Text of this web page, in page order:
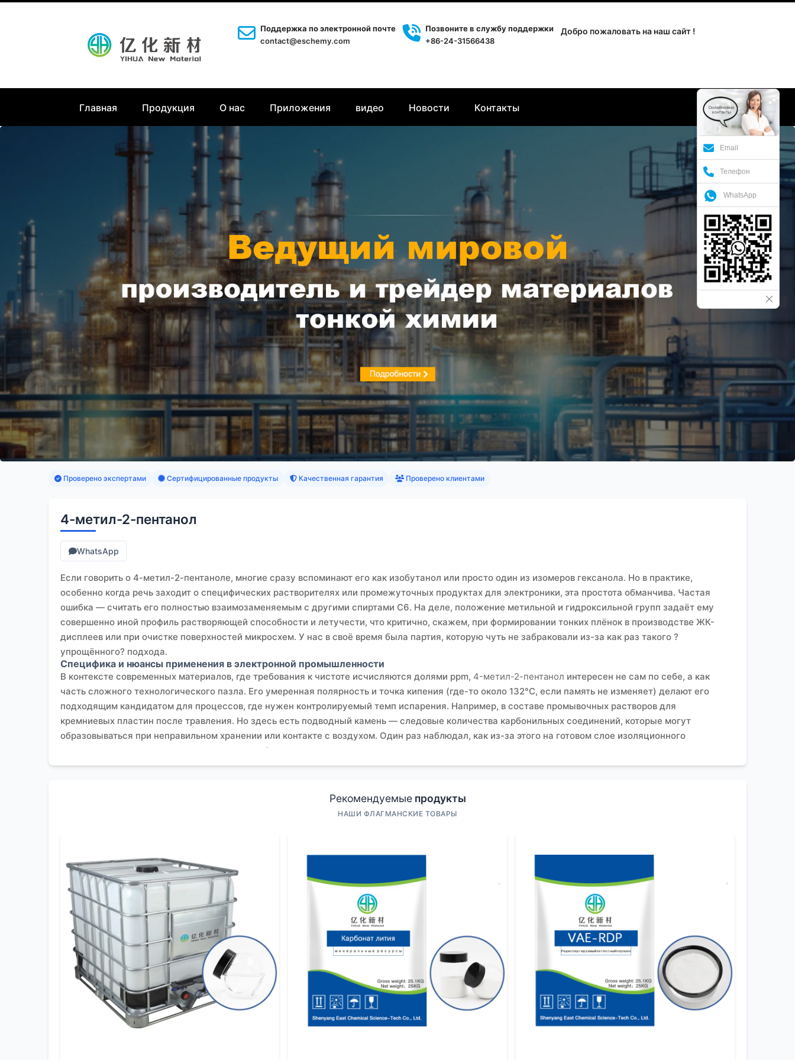
Поддержка по электронной почте
contact@eschemy.com
Позвоните в службу поддержки
+86-24-31566438
Добро пожаловать на наш сайт !
Главная Продукция О нас Приложения видео Новости Контакты
Проверено экспертами Сертифицированные продукты Качественная гарантия Проверено клиентами
4-метил-2-пентанол
WhatsApp
Если говорить о 4-метил-2-пентаноле, многие сразу вспоминают его как изобутанол или просто один из изомеров гексанола. Но в практике,
особенно когда речь заходит о специфических растворителях или промежуточных продуктах для электроники, эта простота обманчива. Частая
ошибка — считать его полностью взаимозаменяемым с другими спиртами C6. На деле, положение метильной и гидроксильной групп задаёт ему
совершенно иной профиль растворяющей способности и летучести, что критично, скажем, при формировании тонких плёнок в производстве ЖК-
дисплеев или при очистке поверхностей микросхем. У нас в своё время была партия, которую чуть не забраковали из-за как раз такого ?
упрощённого? подхода.
Специфика и нюансы применения в электронной промышленности
В контексте современных материалов, где требования к чистоте исчисляются долями ppm, 4-метил-2-пентанол интересен не сам по себе, а как
часть сложного технологического пазла. Его умеренная полярность и точка кипения (где-то около 132°C, если память не изменяет) делают его
подходящим кандидатом для процессов, где нужен контролируемый темп испарения. Например, в составе промывочных растворов для
кремниевых пластин после травления. Но здесь есть подводный камень — следовые количества карбонильных соединений, которые могут
образовываться при неправильном хранении или контакте с воздухом. Один раз наблюдал, как из-за этого на готовом слое изоляционного
материала проступили микроскопические дефекты.
Работая с поставщиками, такими какООО Шэньян Ихуа Новые Материалы, всегда обращаешь внимание не только на паспорт чистоты, но и на
Это не просто слова. Для них, как для компании, обслуживающей отрасли от литий-ионных аккумуляторов до интегральных схем, контроль над
такими параметрами, как содержание воды и металлических примесей в том же4-метил-2-пентаноле
вспомогательная, но незаменимая. Он может выступать как увлажнитель, предотвращающий слишком быстрое высыхание более летучих
компонентов, что напрямую влияет на равномерность нанесения покрытия. Проблема, с которой сталкивались многие — это вариативность
качества от партии к партии даже у одного производителя. Иногда вязкость или цвет по Платину-Кобальту могут ?плавать?, и это сразу
чувствуется на линии.
Практические сложности и контроль качества
На производстве всё упирается в воспроизводимость. С 4-метил-2-пентанолом
история типичная: идеальные спецификации в лаборатории и
суровая реальность цеха. Одна из ключевых точек контроля — это определение содержания основного вещества хроматографическими методами.
Но даже при 99.5% чистоте, эти оставшиеся 0.5% могут быть коктейлем из изомеров, воды и высших спиртов. Для строительных смесей или
промышленной очистки это, может, и не критично, а для тонких процессов в медицине или при производстве интегральных схем (ИС) — уже брак.
Упомянутая компанияООО Шэньян Ихуа Новые Материалы
в своей деятельности как раз делает ставку на решение таких проблем. Их
маркетинговая сеть и сотрудничество с сотнями компаний подразумевают не просто продажу, а предоставление стабильного по параметрам
продукта. В их случае,4-метил-2-пентанол
— это не товарная позиция, а компонент, от которого зависит успех клиента в конечном сегменте, будь
то изоляционные материалы или производство пестицидов, где он может использоваться как промежуточный продукт.
Рекомендуемыепродукты
НАШИ ФЛАГМАНСКИЕ ТОВАРЫ
Email
Телефон
WhatsApp